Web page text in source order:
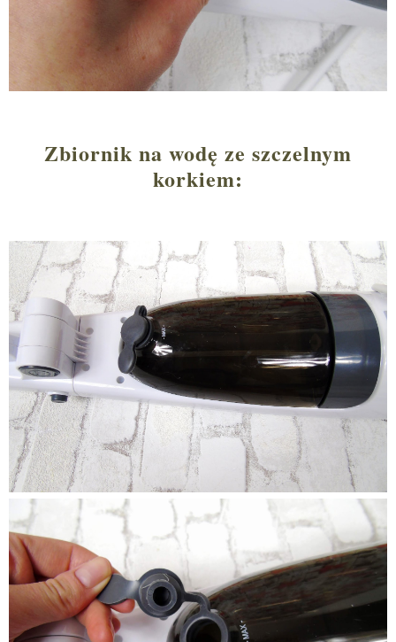
Zbiornik na wodę ze szczelnym
korkiem: